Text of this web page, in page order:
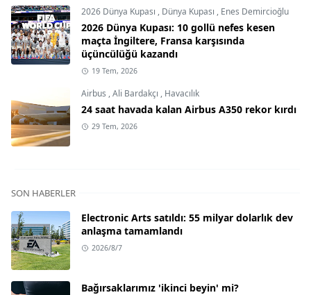
2026 Dünya Kupası , Dünya Kupası , Enes Demircioğlu
2026 Dünya Kupası: 10 gollü nefes kesen
maçta İngiltere, Fransa karşısında
üçüncülüğü kazandı
19 Tem, 2026
Airbus ,Ali Bardakçı , Havacılık
24 saat havada kalan Airbus A350 rekor kırdı
29 Tem, 2026
SON HABERLER
Electronic Arts satıldı: 55 milyar dolarlık dev
anlaşma tamamlandı
2026/8/7
Bağırsaklarımız 'ikinci beyin' mi?